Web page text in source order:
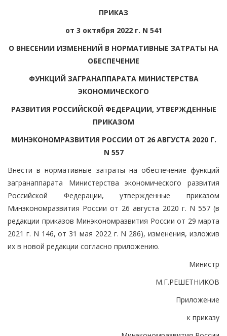
ПРИКАЗ
от 3 октября 2022 г. N 541
О ВНЕСЕНИИ ИЗМЕНЕНИЙ В НОРМАТИВНЫЕ ЗАТРАТЫ НА
ОБЕСПЕЧЕНИЕ
ФУНКЦИЙ ЗАГРАНАППАРАТА МИНИСТЕРСТВА
ЭКОНОМИЧЕСКОГО
РАЗВИТИЯ РОССИЙСКОЙ ФЕДЕРАЦИИ, УТВЕРЖДЕННЫЕ
ПРИКАЗОМ
МИНЭКОНОМРАЗВИТИЯ РОССИИ ОТ 26 АВГУСТА 2020 Г.
N 557
Внести в нормативные затраты на обеспечение функций
загранаппарата Министерства экономического развития
Российской Федерации, утвержденные приказом
Минэкономразвития России от 26 августа 2020 г. N 557 (в
редакции приказов Минэкономразвития России от 29 марта
2021 г. N 146, от 31 мая 2022 г. N 286), изменения, изложив
их в новой редакции согласно приложению.
Министр
М.Г.РЕШЕТНИКОВ
Приложение
к приказу